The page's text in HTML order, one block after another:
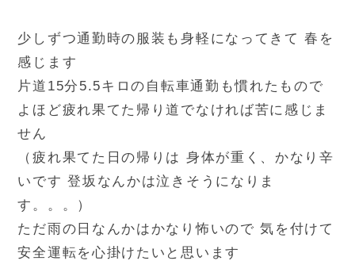
少しずつ通勤時の服装も身軽になってきて 春を
感じます
片道15分5.5キロの自転車通勤も慣れたもので
よほど疲れ果てた帰り道でなければ苦に感じま
せん
（疲れ果てた日の帰りは 身体が重く、かなり辛
いです 登坂なんかは泣きそうになりま
す。。。）
ただ雨の日なんかはかなり怖いので 気を付けて
安全運転を心掛けたいと思います